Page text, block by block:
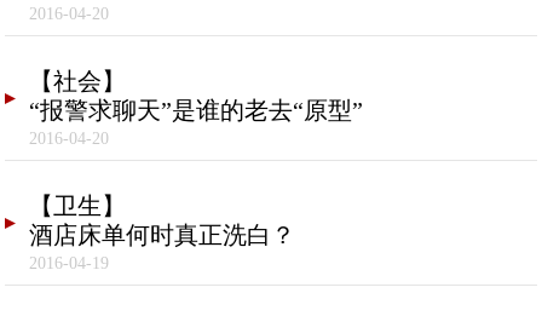
2016-04-20
【社会】
“报警求聊天”是谁的老去“原型”
2016-04-20
【卫生】
酒店床单何时真正洗白？
2016-04-19